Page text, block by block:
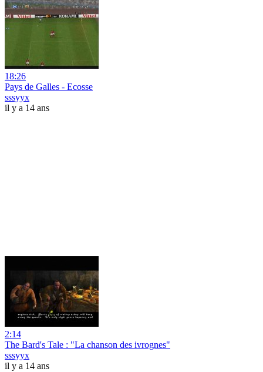
18:26
Pays de Galles - Ecosse
sssyyx
il y a 14 ans
2:14
The Bard's Tale : "La chanson des ivrognes"
sssyyx
il y a 14 ans